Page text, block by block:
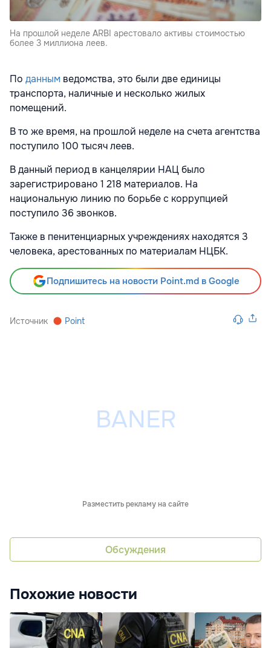
На прошлой неделе ARBI арестовало активы стоимостью
более 3 миллиона леев.
По данным ведомства, это были две единицы
транспорта, наличные и несколько жилых
помещений.
В то же время, на прошлой неделе на счета агентства
поступило 100 тысяч леев.
В данный период в канцелярии НАЦ было
зарегистрировано 1 218 материалов. На
национальную линию по борьбе с коррупцией
поступило 36 звонков.
Также в пенитенциарных учреждениях находятся 3
человека, арестованных по материалам НЦБК.
Подпишитесь на новости Point.md в Google
Источник Point
Разместить рекламу на сайте
Обсуждения
Похожие новости